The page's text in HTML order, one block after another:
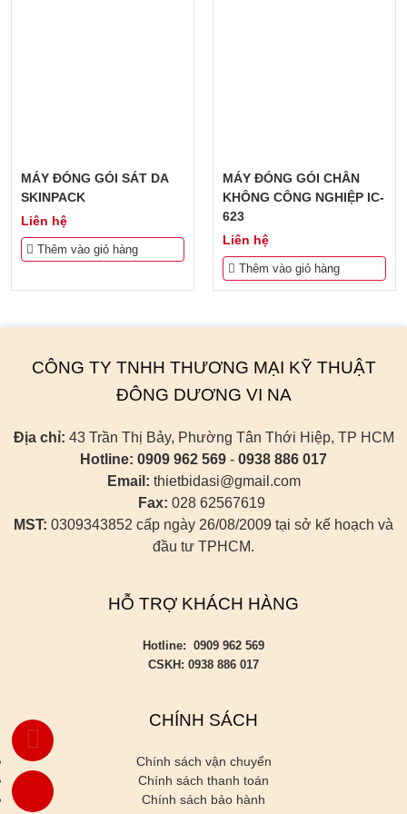
MÁY ĐÓNG GÓI SÁT DA
SKINPACK
Liên hệ
Thêm vào giỏ hàng
MÁY ĐÓNG GÓI CHÂN
KHÔNG CÔNG NGHIỆP IC-
623
Liên hệ
Thêm vào giỏ hàng
CÔNG TY TNHH THƯƠNG MẠI KỸ THUẬT
ĐÔNG DƯƠNG VI NA
Địa chỉ: 43 Trần Thị Bảy, Phường Tân Thới Hiệp, TP HCM
Hotline: 0909 962 569 - 0938 886 017
Email: thietbidasi@gmail.com
Fax: 028 62567619
MST: 0309343852 cấp ngày 26/08/2009 tại sở kế hoạch và
đầu tư TPHCM.
HỖ TRỢ KHÁCH HÀNG
Hotline: 0909 962 569
CSKH: 0938 886 017
CHÍNH SÁCH
Chính sách vận chuyển
Chính sách thanh toán
Chính sách bảo hành
GIẢI PHÁP PHÂN SIZE
PHỤ TÙNG - VẬT TƯ